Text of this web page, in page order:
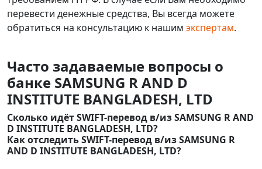
перевести денежные средства, Вы всегда можете
обратиться на консультацию к нашим экспертам.
Часто задаваемые вопросы о
банке SAMSUNG R AND D
INSTITUTE BANGLADESH, LTD
Сколько идёт SWIFT-перевод в/из SAMSUNG R AND
D INSTITUTE BANGLADESH, LTD?
Как отследить SWIFT-перевод в/из SAMSUNG R
AND D INSTITUTE BANGLADESH, LTD?